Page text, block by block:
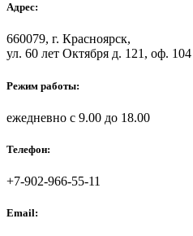
Адрес:
660079, г. Красноярск,
ул. 60 лет Октября д. 121, оф. 104
Режим работы:
ежедневно с 9.00 до 18.00
Телефон:
+7-902-966-55-11
Email: